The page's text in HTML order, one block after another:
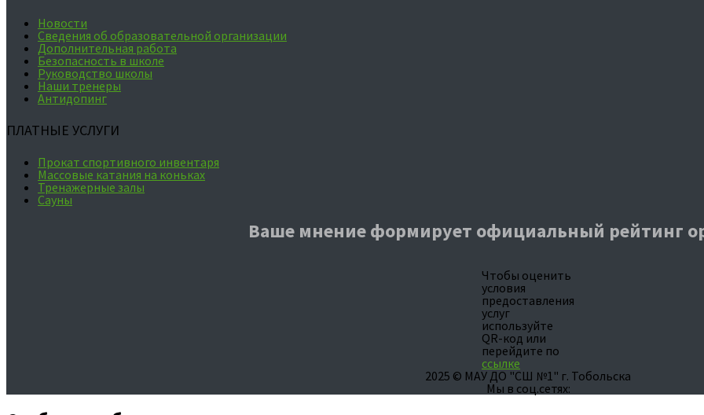
Новости
Сведения об образовательной организации
Дополнительная работа
Безопасность в школе
Руководство школы
Наши тренеры
Антидопинг
ПЛАТНЫЕ УСЛУГИ
Прокат спортивного инвентаря
Массовые катания на коньках
Тренажерные залы
Сауны
Ваше мнение формирует официальный рейтинг
Чтобы оценить
условия
предоставления
услуг
используйте
QR-код или
перейдите по
ссылке
2025 © МАУ ДО "СШ №1" г. Тобольска
Мы в соц.сетях: